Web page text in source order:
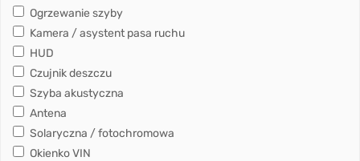
Ogrzewanie szyby
Kamera / asystent pasa ruchu
HUD
Czujnik deszczu
Szyba akustyczna
Antena
Solaryczna / fotochromowa
Okienko VIN